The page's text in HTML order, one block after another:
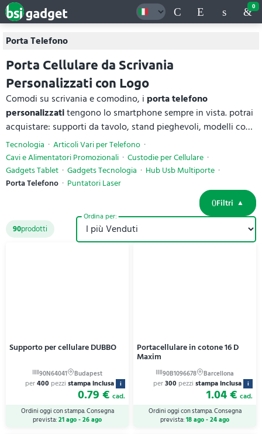
0
Porta Telefono
Porta Cellulare da Scrivania
Personalizzati con Logo
Comodi su scrivania e comodino, i porta telefono
personalizzatitengono lo smartphone sempre in vista. potrai
acquistare: supporti da tavolo, stand pieghevoli, modelli con
ricarica wireless, portacellulare in legno e versioni multiuso
con portapenne, in bambù, legno, alluminio, plastica ABS,
silicone e RPET riciclato. Pratici e di design, si personalizzano
con il tuo logo. Per ogniporta telefono
Tecnologia
Articoli Vari per Telefono
Cavi e Alimentatori Promozionali
Custodie per Cellulare
Gadgets Tablet
Gadgets Tecnologia
Hub Usb Multiporte
Porta Telefono
Puntatori Laser
Filtri
90prodotti
Ordina per:
Supporto per cellulare DUBBO
per400 pezzi stampa inclusa i
0.79 € cad.
Ordini oggi con stampa. Consegna
prevista:21 ago - 26 ago
Portacellulare in cotone 16 D
Maxim
per300 pezzi stampa inclusa i
1.04 € cad.
Ordini oggi con stampa. Consegna
prevista:18 ago - 24 ago